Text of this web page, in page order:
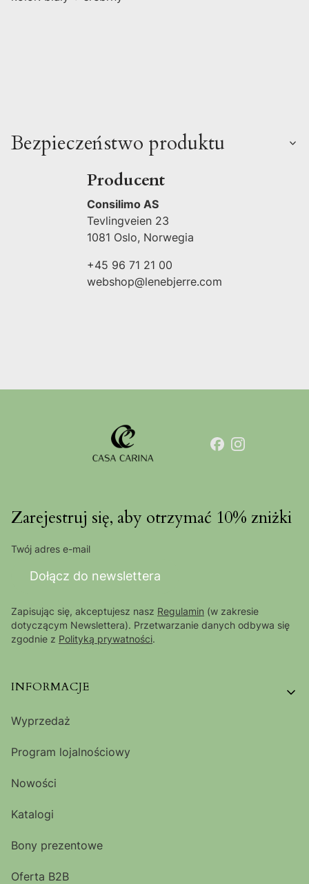
Bezpieczeństwo produktu
Producent
Consilimo AS
Tevlingveien 23
1081 Oslo, Norwegia
+45 96 71 21 00
webshop@lenebjerre.com
Zarejestruj się, aby otrzymać 10% zniżki
Twój adres e-mail
Dołącz do newslettera
Zapisując się, akceptujesz nasz Regulamin (w zakresie
dotyczącym Newslettera). Przetwarzanie danych odbywa się
zgodnie z Polityką prywatności.
Linki w stopce
INFORMACJE
Wyprzedaż
Program lojalnościowy
Nowości
Katalogi
Bony prezentowe
Oferta B2B